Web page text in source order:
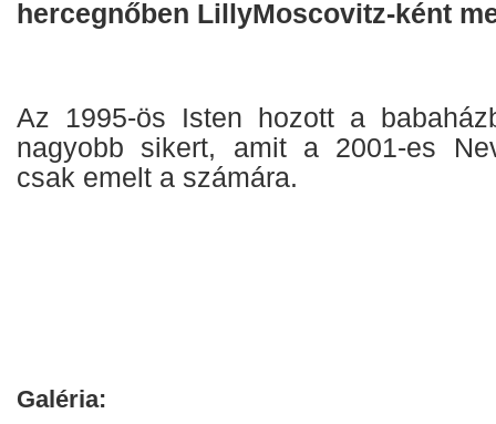
hercegnőben LillyMoscovitz-ként
Az 1995-ös Isten hozott a
nagyobb sikert, amit a 2001-es
csak emelt a számára.
Galéria: